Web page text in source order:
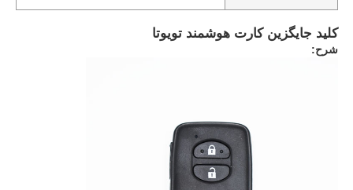
کليد جایگزین کارت هوشمند تويوتا
شرح: